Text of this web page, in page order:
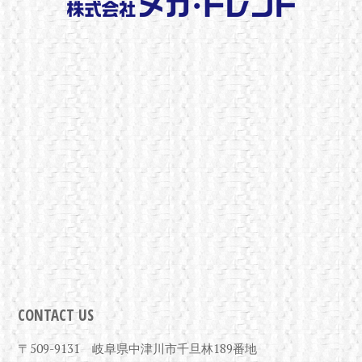
CONTACT US
〒509-9131 岐阜県中津川市千旦林189番地